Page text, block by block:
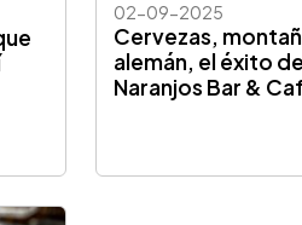
02-09-2025
Cervezas,
alemán, el éxito
Naranjos Bar &